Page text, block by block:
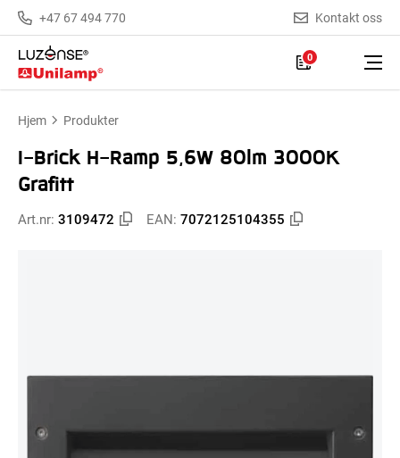
+47 67 494 770 Kontakt oss
0
Hjem Produkter
I-Brick H-Ramp 5,6W 80lm 3000K
Grafitt
Art.nr: 3109472 EAN: 7072125104355